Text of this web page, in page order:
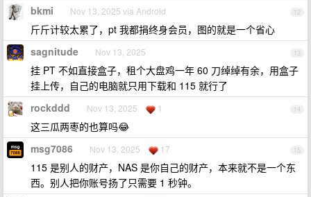
12
bkmi Nov 13, 2025 via Android
斤斤计较太累了，pt 我都捐终身会员，图的就是一个省心
13
sagnitude Nov 13, 2025
挂 PT 不如直接盒子，租个大盘鸡一年 60 刀绰绰有余，用盒子
挂上传，自己的电脑就只用下载和 115 就行了
14
rockddd Nov 13, 2025 1
这三瓜两枣的也算吗😂
15
msg7086 Nov 13, 2025 17
115 是别人的财产，NAS 是你自己的财产，本来就不是一个东
西。别人把你账号扬了只需要 1 秒钟。